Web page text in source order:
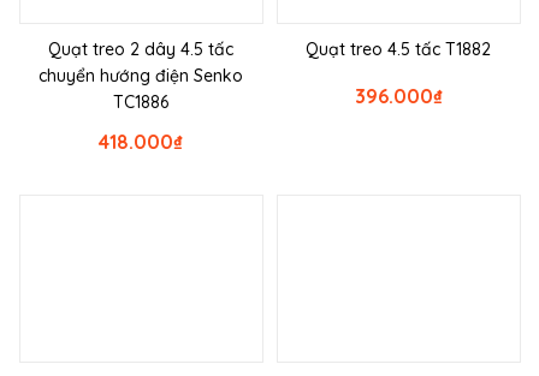
Quạt treo 2 dây 4.5 tấc
chuyển hướng điện Senko
TC1886
₫
418.000
Quạt treo 4.5 tấc T1882
₫
396.000